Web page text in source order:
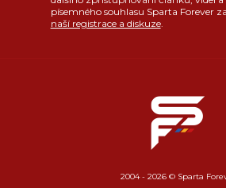
písemného souhlasu Sparta Forever
naší registrace a diskuze.
2004 - 2026 © Sparta